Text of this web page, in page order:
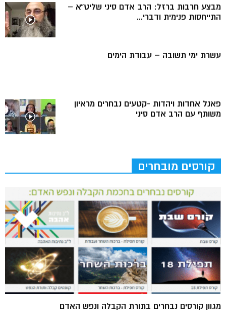
מבצע חרבות ברזל: הרב אדם סיני שליט”א –
התייחסות פנימית ודברי...
עשרת ימי תשובה – עבודת הימים
פאנל אחדות ויהדות -קטעים נבחרים מראיון
משותף עם הרב אדם סיני
קורסים מובחרים
מגוון קורסים נבחרים בתורת הקבלה ונפש האדם